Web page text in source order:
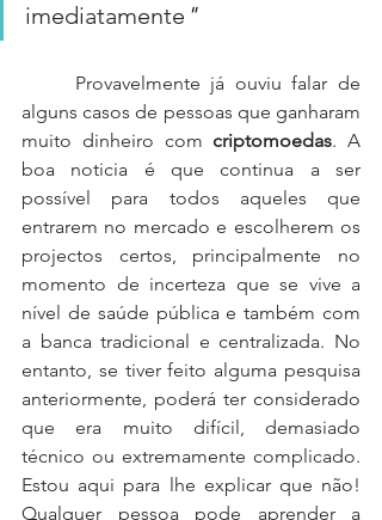
imediatamente "
Provavelmente já ouviu falar de
alguns casos de pessoas que ganharam
muito dinheiro com criptomoedas. A
boa noticia é que continua a ser
possível para todos aqueles que
entrarem no mercado e escolherem os
projectos certos, principalmente no
momento de incerteza que se vive a
nível de saúde pública e também com
a banca tradicional e centralizada. No
entanto, se tiver feito alguma pesquisa
anteriormente, poderá ter considerado
que era muito difícil, demasiado
técnico ou extremamente complicado.
Estou aqui para lhe explicar que não!
Qualquer pessoa pode aprender a